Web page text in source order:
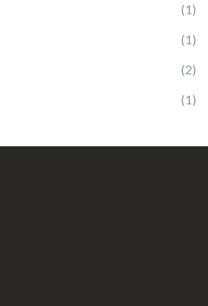
(1)
(1)
(2)
(1)